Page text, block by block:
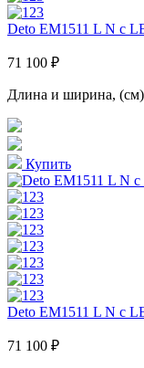
Deto EM1511 L N с
71 100 ₽
Длина и ширина,
Купить
Deto EM1511 L N с
71 100 ₽